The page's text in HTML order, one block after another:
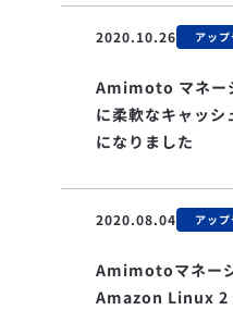
2020.10.26 アッ
Amimoto マネー
に柔軟なキャッ
になりました
2020.08.04 アッ
Amimotoマネー
Amazon Linux 2